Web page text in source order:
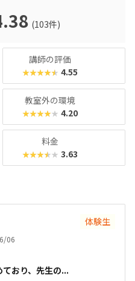
ちになれるスクールでし
ーションが活発で、授業中
なのもあったよ！」と報告
が学びに変わっているな〜
、コミュニケーション能力
(103件)
講師の評価
★★★★★ 4.55
教室外の環境
★★★★★ 4.20
料金
★★★★★ 3.63
体験生
06
おり、先生の...